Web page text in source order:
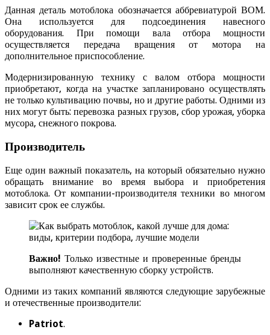
Данная деталь мотоблока обозначается аббревиатурой ВОМ.
Она используется для подсоединения навесного
оборудования. При помощи вала отбора мощности
осуществляется передача вращения от мотора на
дополнительное приспособление.
Модернизированную технику с валом отбора мощности
приобретают, когда на участке запланировано осуществлять
не только культивацию почвы, но и другие работы. Одними из
них могут быть: перевозка разных грузов, сбор урожая, уборка
мусора, снежного покрова.
Производитель
Еще один важный показатель, на который обязательно нужно
обращать внимание во время выбора и приобретения
мотоблока. От компании-производителя техники во многом
зависит срок ее службы.
Важно! Только известные и проверенные бренды
выполняют качественную сборку устройств.
Одними из таких компаний являются следующие зарубежные
и отечественные производители:
Patriot.